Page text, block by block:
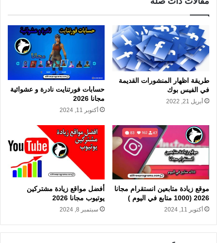
طريقة اظهار المنشورات القديمة
في الفيس بوك
أبريل 21, 2022
حسابات فورتنايت نادرة و عشوائية
مجانا 2026
أكتوبر 11, 2024
موقع زيادة متابعين انستقرام مجانا
2026 (1000 متابع في اليوم )
أكتوبر 11, 2024
أفضل مواقع زيادة مشتركين
يوتيوب مجانا 2026
سبتمبر 8, 2024